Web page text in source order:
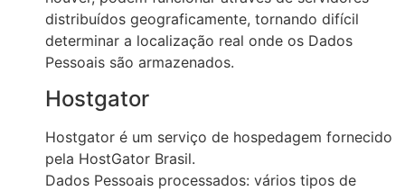
distribuídos geograficamente, tornando difícil
determinar a localização real onde os Dados
Pessoais são armazenados.
Hostgator
Hostgator é um serviço de hospedagem fornecido
pela HostGator Brasil.
Dados Pessoais processados: vários tipos de